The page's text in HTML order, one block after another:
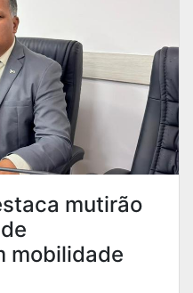
mutirão
mobilidade